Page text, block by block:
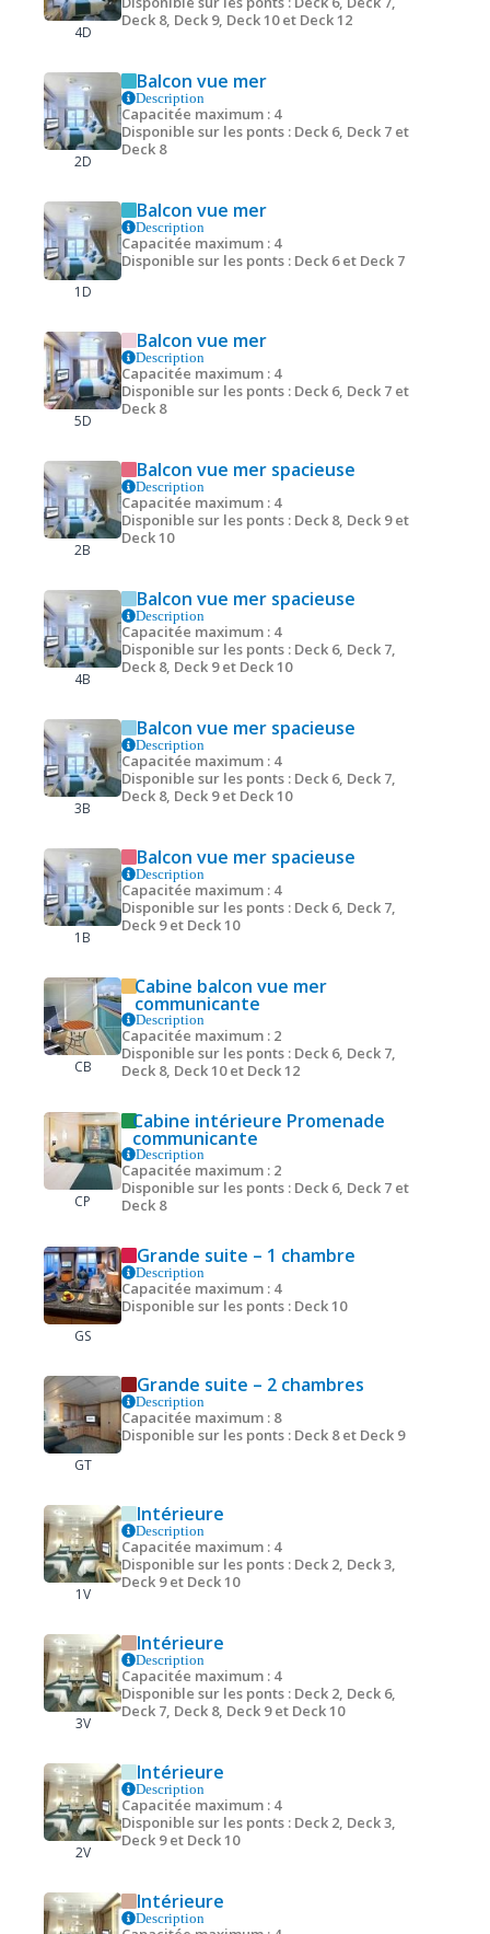
4D
Deck 8, Deck 9, Deck 10 et Deck 12
2D
Balcon vue mer
Description
Capacitée maximum : 4
Disponible sur les ponts : Deck 6, Deck 7 et
Deck 8
1D
Balcon vue mer
Description
Capacitée maximum : 4
Disponible sur les ponts : Deck 6 et Deck 7
5D
Balcon vue mer
Description
Capacitée maximum : 4
Disponible sur les ponts : Deck 6, Deck 7 et
Deck 8
2B
Balcon vue mer spacieuse
Description
Capacitée maximum : 4
Disponible sur les ponts : Deck 8, Deck 9 et
Deck 10
4B
Balcon vue mer spacieuse
Description
Capacitée maximum : 4
Disponible sur les ponts : Deck 6, Deck 7,
Deck 8, Deck 9 et Deck 10
3B
Balcon vue mer spacieuse
Description
Capacitée maximum : 4
Disponible sur les ponts : Deck 6, Deck 7,
Deck 8, Deck 9 et Deck 10
1B
Balcon vue mer spacieuse
Description
Capacitée maximum : 4
Disponible sur les ponts : Deck 6, Deck 7,
Deck 9 et Deck 10
CB
Cabine balcon vue mer
communicante
Description
Capacitée maximum : 2
Disponible sur les ponts : Deck 6, Deck 7,
Deck 8, Deck 10 et Deck 12
CP
Cabine intérieure Promenade
communicante
Description
Capacitée maximum : 2
Disponible sur les ponts : Deck 6, Deck 7 et
Deck 8
GS
Grande suite – 1 chambre
Description
Capacitée maximum : 4
Disponible sur les ponts : Deck 10
GT
Grande suite – 2 chambres
Description
Capacitée maximum : 8
Disponible sur les ponts : Deck 8 et Deck 9
1V
Intérieure
Description
Capacitée maximum : 4
Disponible sur les ponts : Deck 2, Deck 3,
Deck 9 et Deck 10
3V
Intérieure
Description
Capacitée maximum : 4
Disponible sur les ponts : Deck 2, Deck 6,
Deck 7, Deck 8, Deck 9 et Deck 10
2V
Intérieure
Description
Capacitée maximum : 4
Disponible sur les ponts : Deck 2, Deck 3,
Deck 9 et Deck 10
Intérieure
Description